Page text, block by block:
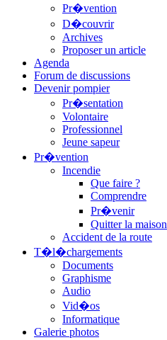
Pr�vention
D�couvrir
Archives
Proposer un article
Agenda
Forum de discussions
Devenir pompier
Pr�sentation
Volontaire
Professionnel
Jeune sapeur
Pr�vention
Incendie
Que faire ?
Comprendre
Pr�venir
Quitter la maison
Accident de la route
T�l�chargements
Documents
Graphisme
Audio
Vid�os
Informatique
Galerie photos